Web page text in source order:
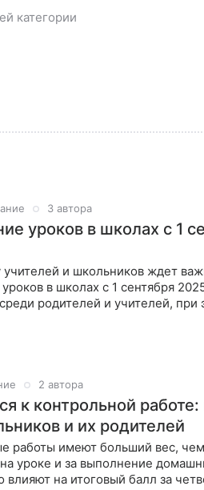
категории
3 автора
уроков в школах с 1
и школьников ждет
в школах с 1 сентября
родителей и учителей, при
2 автора
к контрольной
и их родителей
работы имеют больший вес,
уроке и за выполнение
на итоговый балл за